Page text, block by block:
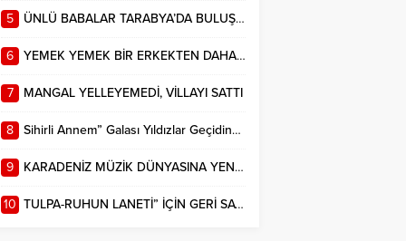
sahne oldu. Gala
5 ÜNLÜ BABALAR TARABYA’DA BULUŞTU! İSMAİL EGE ŞAŞMAZ’DAN İTİRAF: “KIZIM YÜZÜNDEN SETE GEÇ KALIYORUM”
6 YEMEK YEMEK BİR ERKEKTEN DAHA KIYMETLİ
7 MANGAL YELLEYEMEDİ, VİLLAYI SATTI
8 Sihirli Annem” Galası Yıldızlar Geçidine Sahne Oldu
9 KARADENİZ MÜZİK DÜNYASINA YENİ BİR SES: ÖZKAN KILIÇ
10 TULPA-RUHUN LANETİ” İÇİN GERİ SAYIM